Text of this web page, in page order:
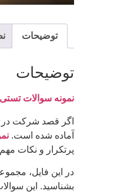
توضیحات
توضیحات
نمونه سوالات تستی
اگر قصد شرکت در
آماده شده است.
پرتکرار و نکات
در این فایل،
بشناسید. این